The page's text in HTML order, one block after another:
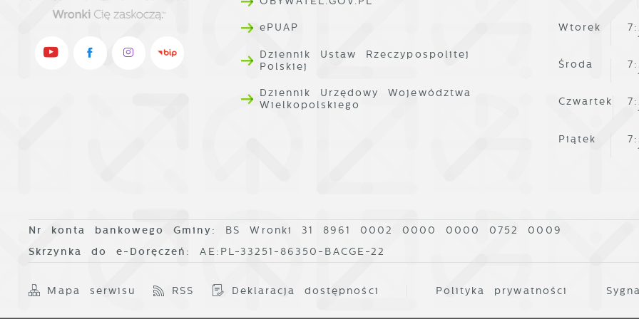
ePUAP
Dziennik Ustaw Rzeczypospolitej
Polskiej
Dziennik Urzędowy Województwa
Wielkopolskiego
Wtorek
Środa
Czwartek
Piątek
Nr konta bankowego Gminy: BS Wronki 31 8961 0002 0000 0000 0752 0009
Skrzynka do e-Doręczeń:AE:PL-33251-86350-BACGE-22
Mapa serwisu RSS Deklaracja dostępności Polityka prywatności